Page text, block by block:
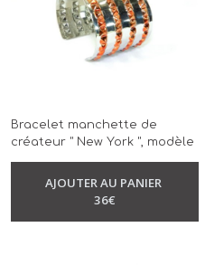
Bracelet manchette de
créateur " New York ", modèle
unique, métal argenté, clous
rouge, réalisé à la main
Bracelet
AJOUTER AU PANIER
36€